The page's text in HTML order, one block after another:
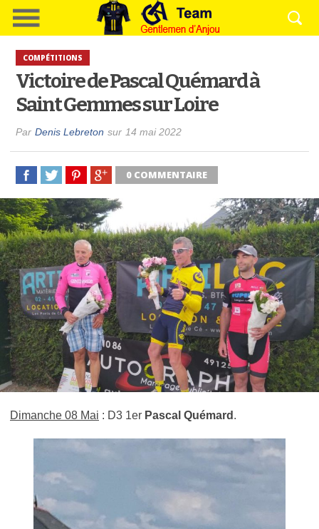
COMPÉTITIONS
Victoire de Pascal Quémard à
Saint Gemmes sur Loire
Par Denis Lebreton sur 14 mai 2022
0 COMMENTAIRE
Dimanche 08 Mai : D3 1er Pascal Quémard .